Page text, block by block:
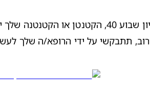
תתבקשי על ידי הרופא/ה שלך